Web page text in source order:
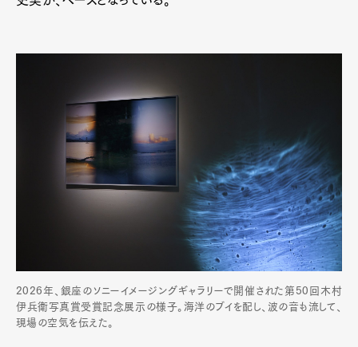
2026年、銀座のソニーイメージングギャラリーで開催された第50回木村
伊兵衛写真賞受賞記念展示の様子。海洋のブイを配し、波の音も流して、
現場の空気を伝えた。